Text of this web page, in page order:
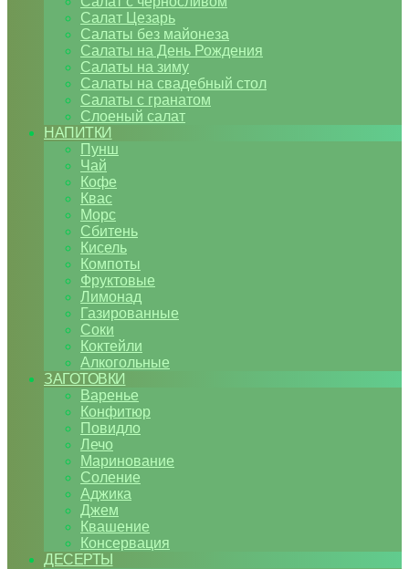
Салат Цезарь
Салаты без майонеза
Салаты на День Рождения
Салаты на зиму
Салаты на свадебный стол
Салаты с гранатом
Слоеный салат
НАПИТКИ
Пунш
Чай
Кофе
Квас
Морс
Сбитень
Кисель
Компоты
Фруктовые
Лимонад
Газированные
Соки
Коктейли
Алкогольные
ЗАГОТОВКИ
Варенье
Конфитюр
Повидло
Лечо
Маринование
Соление
Аджика
Джем
Квашение
Консервация
ДЕСЕРТЫ